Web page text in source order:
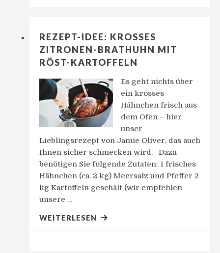
REZEPT-IDEE: KROSSES
ZITRONEN-BRATHUHN MIT
RÖST-KARTOFFELN
Es geht nichts über
ein krosses
Hähnchen frisch aus
dem Ofen – hier
unser
Lieblingsrezept von Jamie Oliver, das auch
Ihnen sicher schmecken wird. Dazu
benötigen Sie folgende Zutaten: 1 frisches
Hähnchen (ca. 2 kg) Meersalz und Pfeffer 2
kg Kartoffeln geschält (wir empfehlen
unsere …
WEITERLESEN